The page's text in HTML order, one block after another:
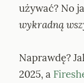
używać? No
wykradną
Naprawdę?
2025, a